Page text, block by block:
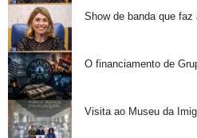
Show de banda que
O financiamento de
Visita ao Museu da